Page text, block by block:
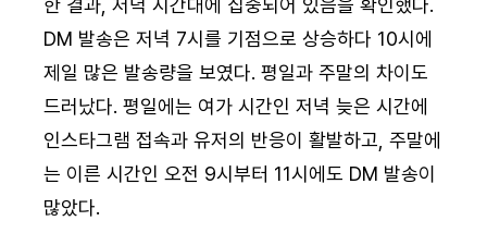
한 결과, 저녁 시간대에 집중되어 있음을 확인했다.
DM 발송은 저녁 7시를 기점으로 상승하다 10시에
제일 많은 발송량을 보였다. 평일과 주말의 차이도
드러났다. 평일에는 여가 시간인 저녁 늦은 시간에
인스타그램 접속과 유저의 반응이 활발하고, 주말에
는 이른 시간인 오전 9시부터 11시에도 DM 발송이
많았다.